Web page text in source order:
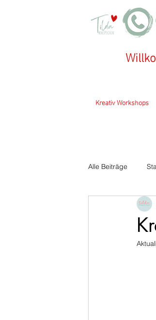
Kreativ Workshops
Alle Beiträge
KreaSUtra